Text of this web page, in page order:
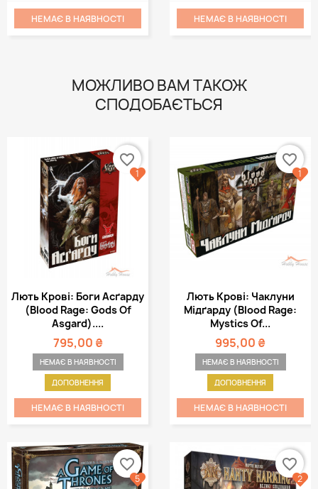
НЕМАЄ В НАЯВНОСТІ НЕМАЄ В НАЯВНОСТІ
МОЖЛИВО ВАМ ТАКОЖ
СПОДОБАЄТЬСЯ
Лють Крові: Боги Асґарду
(Blood Rage: Gods Of
Asgard)....
795,00 ₴
НЕМАЄ В НАЯВНОСТІ
ДОПОВНЕННЯ
НЕМАЄ В НАЯВНОСТІ
favorite_border
1
Лють Крові: Чаклуни
Мідґарду (Blood Rage:
Mystics Of...
995,00 ₴
НЕМАЄ В НАЯВНОСТІ
ДОПОВНЕННЯ
НЕМАЄ В НАЯВНОСТІ
favorite_border
1
favorite_border
5
favorite_border
2